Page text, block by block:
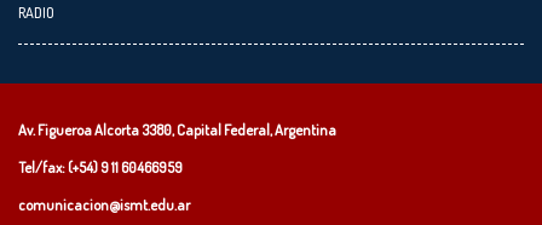
RADIO
Av. Figueroa Alcorta 3380, Capital Federal, Argentina
Tel/fax: (+54)9 11 60466959
comunicacion@ismt.edu.ar